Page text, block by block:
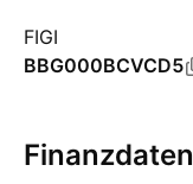
FIGI
BBG000BCVCD5
Finanzdaten